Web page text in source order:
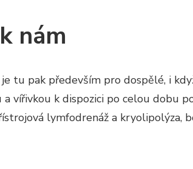
nám
tu pak především pro dospělé, i
a vířivkou k dispozici po celou dobu
lymfodrenáž a kryolipolýza,